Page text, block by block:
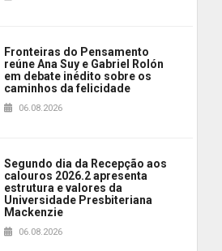
Fronteiras do Pensamento
reúne Ana Suy e Gabriel Rolón
em debate inédito sobre os
caminhos da felicidade
06.08.2026
Segundo dia da Recepção aos
calouros 2026.2 apresenta
estrutura e valores da
Universidade Presbiteriana
Mackenzie
06.08.2026